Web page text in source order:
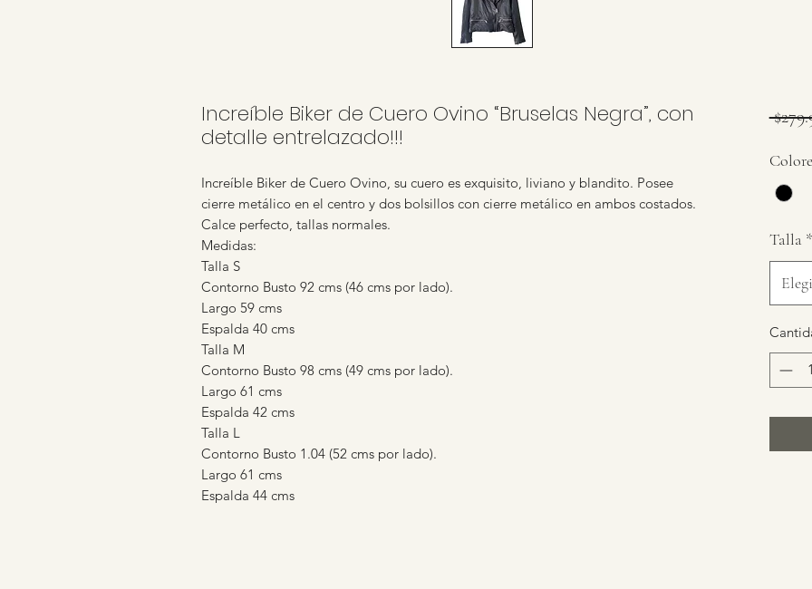
Increíble Biker de Cuero Ovino “Bruselas Negra”, con
detalle entrelazado!!!
Increíble Biker de Cuero Ovino, su cuero es exquisito, liviano y blandito. Posee
cierre metálico en el centro y dos bolsillos con cierre metálico en ambos costados.
Calce perfecto, tallas normales.
Medidas:
Talla S
Contorno Busto 92 cms (46 cms por lado).
Largo 59 cms
Espalda 40 cms
Talla M
Contorno Busto 98 cms (49 cms por lado).
Largo 61 cms
Espalda 42 cms
Talla L
Contorno Busto 1.04 (52 cms por lado).
Largo 61 cms
Espalda 44 cms
Talla *